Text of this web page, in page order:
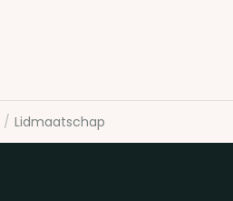
Lidmaatschap